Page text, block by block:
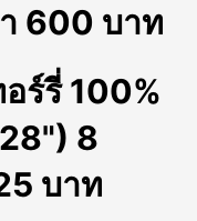
600 บาท
ร์รี่ 100%
8
บาท